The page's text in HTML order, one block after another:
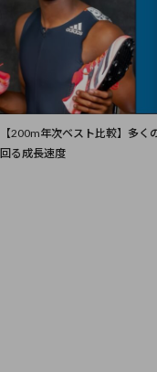
【200m年次ベスト比較】多
回る成長速度